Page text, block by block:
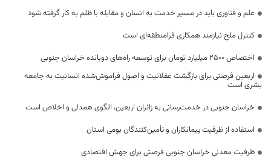
علم و فناوری باید در مسیر خدمت به انسان و مقابله با ظلم به کار گرفته شود
کنترل ملخ نیازمند همکاری فرامنطقه‌ای است
اختصاص 2500 میلیارد تومان برای توسعه راه‌های دوبانده خراسان جنوبی
اربعین فرصتی برای بازگشت عقلانیت و اصول فراموش‌شده انسانیت به جامعه
بشری است
خراسان جنوبی در خدمت‌رسانی به زائران اربعین، الگوی همدلی و اخلاص است
استفاده از ظرفیت پیمانکاران و تأمین‌کنندگان بومی استان
ظرفیت معدنی خراسان جنوبی فرصتی برای جهش اقتصادی